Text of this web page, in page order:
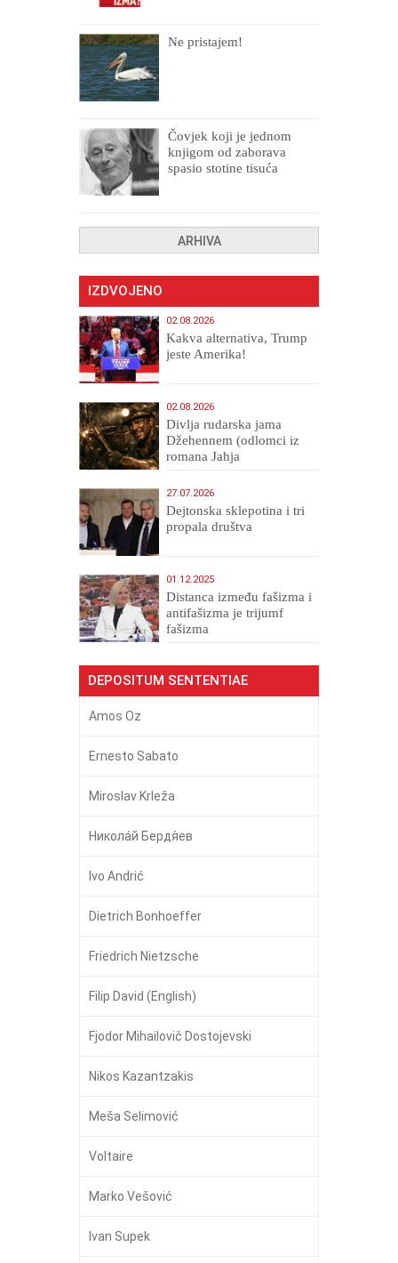
Ne pristajem!
Čovjek koji je jednom
knjigom od zaborava
spasio stotine tisuća
ARHIVA
IZDVOJENO
02.08.2026
Kakva alternativa, Trump
jeste Amerika!
02.08.2026
Divlja rudarska jama
Džehennem (odlomci iz
romana Jahja
27.07.2026
Dejtonska sklepotina i tri
propala društva
01.12.2025
Distanca između fašizma i
antifašizma je trijumf
fašizma
DEPOSITUM SENTENTIAE
Amos Oz
Ernesto Sabato
Miroslav Krleža
Никола́й Бердя́ев
Ivo Andrić
Dietrich Bonhoeffer
Friedrich Nietzsche
Filip David (English)
Fjodor Mihailovič Dostojevski
Nikos Kazantzakis
Meša Selimović
Voltaire
Marko Vešović
Ivan Supek